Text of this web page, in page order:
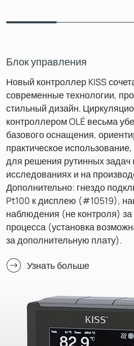
Блок управления
Новый контроллер KISS
современные технологии,
стильный дизайн.
контроллером OLÉ весьма
базового оснащения,
практическое
для решения рутинных задач
исследованиях и на
Дополнительно: гнездо
Pt100 к дисплею (#10519),
наблюдения (не контроля) за
процесса (установка
за дополнительную плату).
Узнать больше